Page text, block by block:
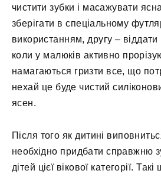
чистити зубки і масажувати
зберігати в спеціальному
використанням, другу – віддати
коли у малюків активно
намагаються гризти все, що
нехай це буде чистий
ясен.
Після того як дитині
необхідно придбати справжню
дітей цієї вікової категорії.